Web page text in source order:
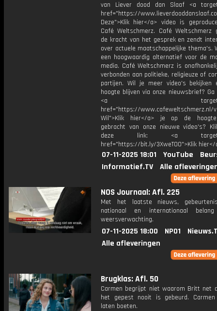
van Liever dood dan Slaaf <a
href="https://
Deze">Klik hier</a> video is
Café Weltschmerz. Café Weltschmerz
de kracht van het gesprek en zendt
over actuele maatschappelijke thema's.
een hoogwaardig alternatief voor de
media. Café Weltschmerz is
verbonden aan politieke, religieuze of
partijen. Wil je meer video's bekijken
hoogte blijven via onze nieuwsbrief? Ga
<a
href="https://www.cafeweltschmerz.nl/
Wil">Klik hier</a> je op de
gebracht van onze nieuwe video's?
deze link: <a
href="https://bit.ly/3XweTO0">Klik hier</
07-11-2025 18:01 YouTube
Informatief.TV
Alle
NOS Journaal: Afl. 225
Met het laatste nieuws,
nationaal en internationaal
weersverwachting.
07-11-2025 18:00 NPO1
Alle afleveringen
Brugklas: Afl. 50
Carmen begrijpt niet waarom Britt net
het gepest nooit is gebeurd.
laten boeten.